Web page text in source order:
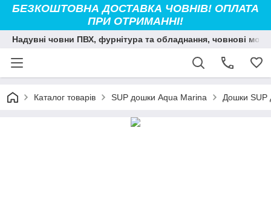
БЕЗКОШТОВНА ДОСТАВКА ЧОВНІВ! ОПЛАТА
ПРИ ОТРИМАННІ!
Надувні човни ПВХ, фурнітура та обладнання, човнові
Каталог товарів SUP дошки Aqua Marina Дошки SUP